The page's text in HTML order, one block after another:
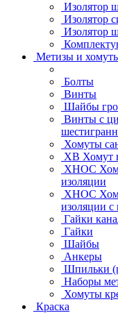
Изолятор
Изолятор
Изолятор
Метизы и
Болты
Винты
Шайбы
Винты с
Хомуты
ХВ Хомут
ХНОС
изоляции
ХНОС
изоляции с
Гайки
Гайки
Шайбы
Анкеры
Шпильки
Наборы
Хомуты
Краска